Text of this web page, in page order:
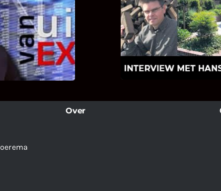
EXECUTIE
van de
and Stones aan
INTERVIEW MET
BOEREMA
Hoe Bricks and Stones
wat Hans Boerema
wereld van klinkers
Over